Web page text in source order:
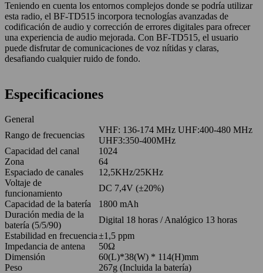
Teniendo en cuenta los entornos complejos donde se podría utilizar
esta radio, el BF-TD515 incorpora tecnologías avanzadas de
codificación de audio y corrección de errores digitales para ofrecer
una experiencia de audio mejorada. Con BF-TD515, el usuario
puede disfrutar de comunicaciones de voz nítidas y claras,
desafiando cualquier ruido de fondo.
Especificaciones
General
Rango de frecuencias
VHF: 136-174 MHz UHF:400-480 MHz
UHF3:350-400MHz
Capacidad del canal
1024
Zona
64
Espaciado de canales
12,5KHz/25KHz
Voltaje de
funcionamiento
DC 7,4V (±20%)
Capacidad de la batería
1800 mAh
Duración media de la
batería (5/5/90)
Digital 18 horas / Analógico 13 horas
Estabilidad en frecuencia±1,5 ppm
Impedancia de antena
50Ω
Dimensión
60(L)*38(W) * 114(H)mm
Peso
267g (Incluida la batería)